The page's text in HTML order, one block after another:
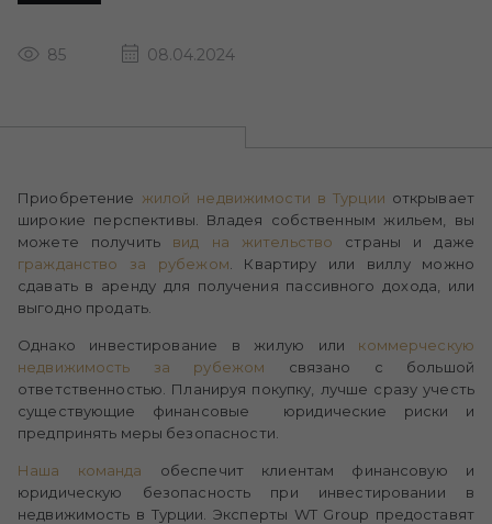
85 08.04.2024
Приобретение жилой недвижимости в Турции открывает
широкие перспективы. Владея собственным жильем, вы
можете получить вид на жительство страны и даже
гражданство за рубежом . Квартиру или виллу можно
сдавать в аренду для получения пассивного дохода, или
выгодно продать.
Однако инвестирование в жилую или коммерческую
недвижимость за рубежом связано с большой
ответственностью. Планируя покупку, лучше сразу учесть
существующие финансовые юридические риски и
предпринять меры безопасности.
Наша команда
обеспечит клиентам финансовую и
юридическую безопасность при инвестировании в
недвижимость в Турции. Эксперты WT Group предоставят